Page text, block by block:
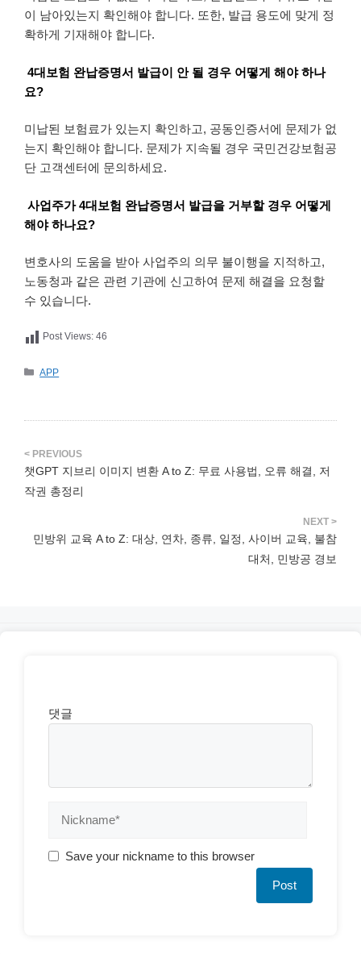
이 남아있는지 확인해야 합니다. 또한, 발급 용도에 맞게 정
확하게 기재해야 합니다.
4대보험 완납증명서 발급이 안 될 경우 어떻게 해야 하나
요?
미납된 보험료가 있는지 확인하고, 공동인증서에 문제가 없
는지 확인해야 합니다. 문제가 지속될 경우 국민건강보험공
단 고객센터에 문의하세요.
사업주가 4대보험 완납증명서 발급을 거부할 경우 어떻게
해야 하나요?
변호사의 도움을 받아 사업주의 의무 불이행을 지적하고,
노동청과 같은 관련 기관에 신고하여 문제 해결을 요청할
수 있습니다.
Post Views: 46
카
APP
챗GPT 지브리 이미지 변환 A to Z: 무료 사용법, 오류 해결, 저
작권 총정리
민방위 교육 A to Z: 대상, 연차, 종류, 일정, 사이버 교육, 불참
대처, 민방공 경보
댓글
Save your nickname to this browser